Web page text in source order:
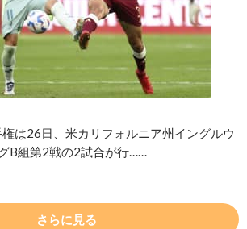
は26日、米カリフォルニア州イングルウ
B組第2戦の2試合が行……
さらに見る